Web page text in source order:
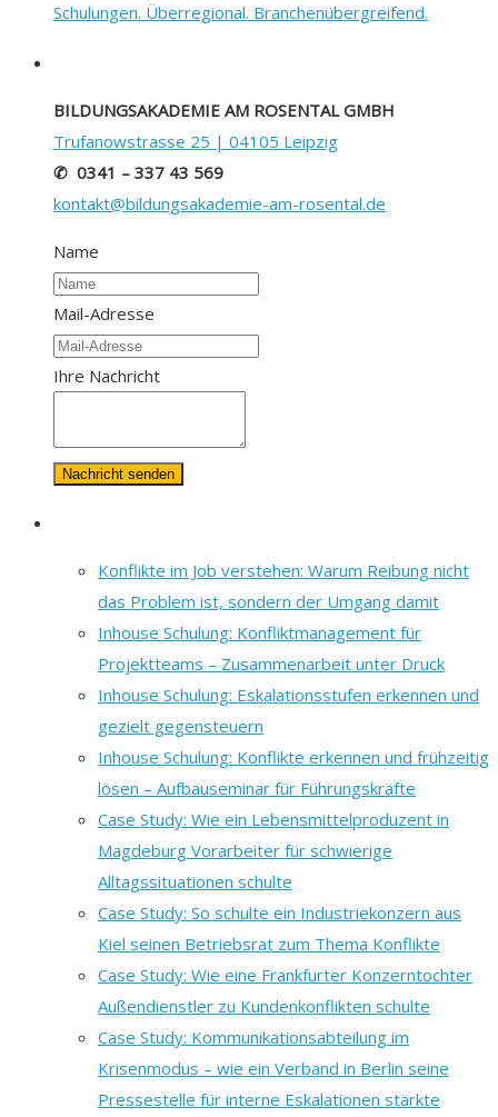
Schulungen. Überregional. Branchenübergreifend.
BILDUNGSAKADEMIE AM ROSENTAL GMBH
Trufanowstrasse 25 | 04105 Leipzig
✆ 0341 – 337 43 569
kontakt@bildungsakademie-am-rosental.de
Name
Mail-Adresse
Ihre Nachricht
Konflikte im Job verstehen: Warum Reibung nicht
das Problem ist, sondern der Umgang damit
Inhouse Schulung: Konfliktmanagement für
Projektteams – Zusammenarbeit unter Druck
Inhouse Schulung: Eskalationsstufen erkennen und
gezielt gegensteuern
Inhouse Schulung: Konflikte erkennen und frühzeitig
lösen – Aufbauseminar für Führungskräfte
Case Study: Wie ein Lebensmittelproduzent in
Magdeburg Vorarbeiter für schwierige
Alltagssituationen schulte
Case Study: So schulte ein Industriekonzern aus
Kiel seinen Betriebsrat zum Thema Konflikte
Case Study: Wie eine Frankfurter Konzerntochter
Außendienstler zu Kundenkonflikten schulte
Case Study: Kommunikationsabteilung im
Krisenmodus – wie ein Verband in Berlin seine
Pressestelle für interne Eskalationen stärkte